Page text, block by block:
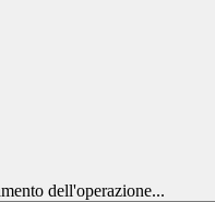
dell'operazione...